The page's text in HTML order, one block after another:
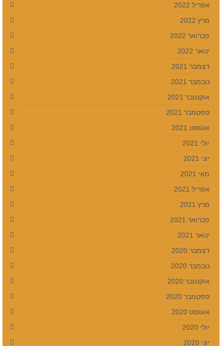
אפריל 2022
מרץ 2022
פברואר 2022
ינואר 2022
דצמבר 2021
נובמבר 2021
אוקטובר 2021
ספטמבר 2021
אוגוסט 2021
יולי 2021
יוני 2021
מאי 2021
אפריל 2021
מרץ 2021
פברואר 2021
ינואר 2021
דצמבר 2020
נובמבר 2020
אוקטובר 2020
ספטמבר 2020
אוגוסט 2020
יולי 2020
יוני 2020